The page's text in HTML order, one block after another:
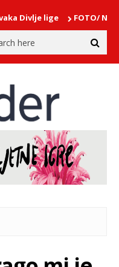
lige FOTO/ Na